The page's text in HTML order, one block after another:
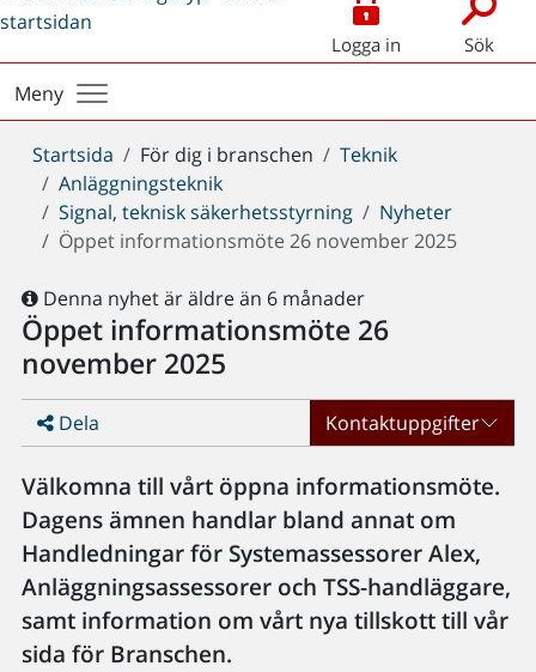
Logga in Sök
Meny
Du
är
här:
Startsida För dig i branschen
Teknik
Anläggningsteknik
Signal, teknisk säkerhetsstyrning
Nyheter
Öppet informationsmöte 26 november 2025
Denna nyhet är äldre än 6 månader
Öppet informationsmöte 26
november 2025
Dela Kontaktuppgifter
Välkomna till vårt öppna informationsmöte.
Dagens ämnen handlar bland annat om
Handledningar för Systemassessorer Alex,
Anläggningsassessorer och TSS-handläggare,
samt information om vårt nya tillskott till vår
sida för Branschen.